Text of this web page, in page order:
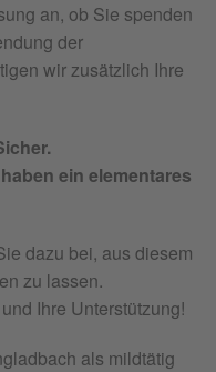
an, ob Sie spenden
der
wir zusätzlich Ihre
ein elementares
dazu bei, aus diesem
zu lassen.
Ihre Unterstützung!
als mildtätig